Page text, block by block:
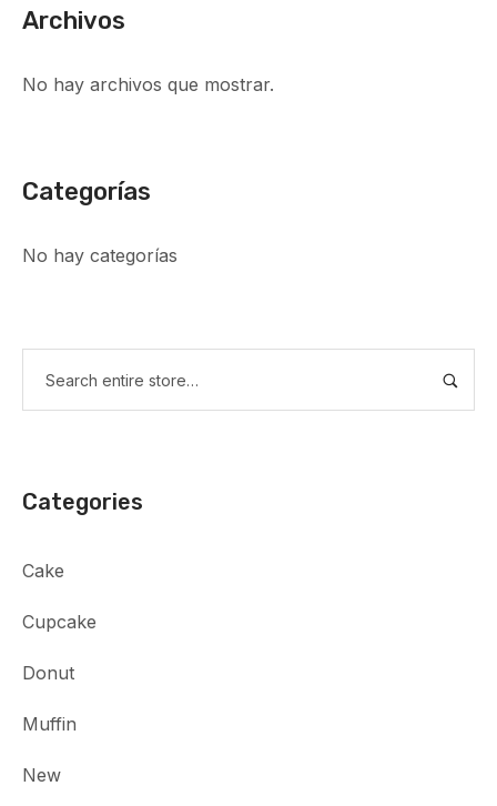
Archivos
No hay archivos que mostrar.
Categorías
No hay categorías
Categories
Cake
Cupcake
Donut
Muffin
New